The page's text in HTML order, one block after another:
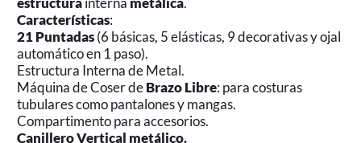
Características:
21 Puntadas(6 básicas, 5 elásticas, 9 decorativas y ojal
automático en 1 paso).
Estructura Interna de Metal.
Máquina de Coser deBrazo Libre: para costuras
tubulares como pantalones y mangas.
Compartimento para accesorios.
Canillero Vertical metálico.